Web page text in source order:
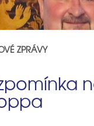
ZPRÁVY